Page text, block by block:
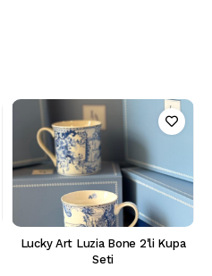
Lucky Art Luzia Bone 2'li Kupa
Seti